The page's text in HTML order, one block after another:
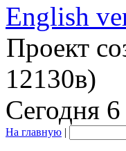
English
Проект
12130в)
Сегодня 6
На главную |